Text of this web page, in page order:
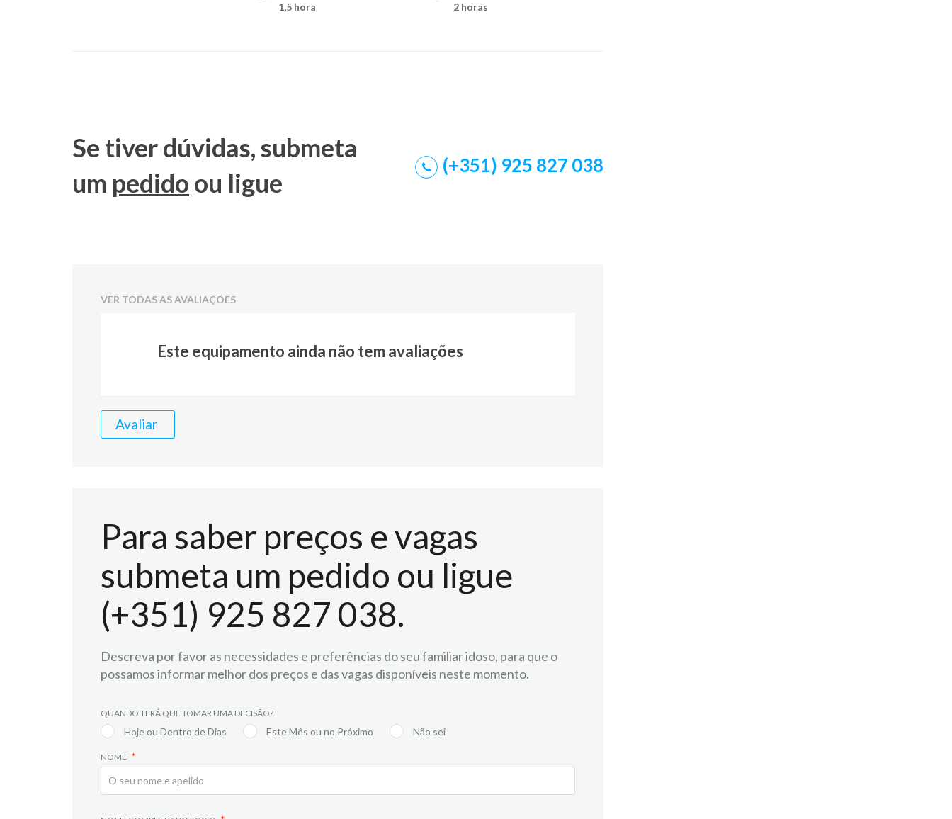
1,5 hora
2 horas
Se tiver dúvidas, submeta
um pedido ou ligue
(+351) 925 827 038
VER TODAS AS AVALIAÇÕES
Este equipamento ainda não tem avaliações
Avaliar
Para saber preços e vagas
submeta um pedido ou ligue
(+351) 925 827 038.
Descreva por favor as necessidades e preferências do seu familiar idoso, para que o
possamos informar melhor dos preços e das vagas disponíveis neste momento.
QUANDO TERÁ QUE TOMAR UMA DECISÃO?
Hoje ou Dentro de Dias Este Mês ou no Próximo Não sei
NOME